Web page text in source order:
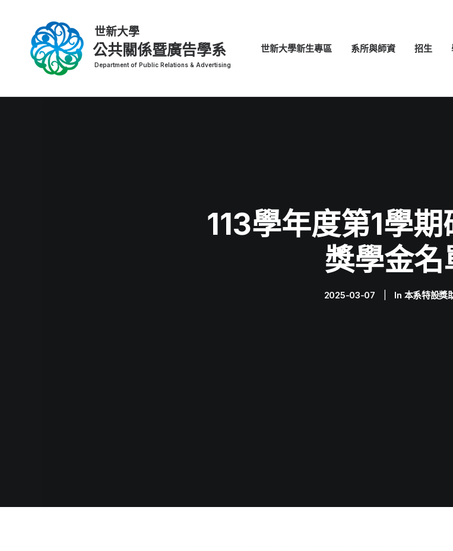
公共關係暨廣告學系 世新大學新生專區 系所與師資 招生
113學年度第1學
獎學金名
2025-03-07 In 本系特設獎